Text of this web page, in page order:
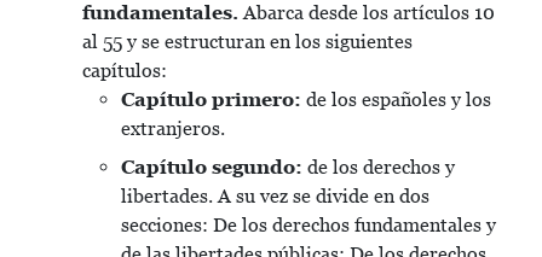
fundamentales.Abarca desde los artículos 10
al 55 y se estructuran en los siguientes
capítulos:
Capítulo primero: de los españoles y los
extranjeros.
Capítulo segundo: de los derechos y
libertades. A su vez se divide en dos
secciones: De los derechos fundamentales y